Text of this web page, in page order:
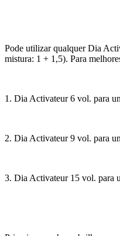
Pode utilizar qualquer Dia
mistura: 1 + 1,5). Para
1. Dia Activateur 6 vol. para
2. Dia Activateur 9 vol. para
3. Dia Activateur 15 vol. para